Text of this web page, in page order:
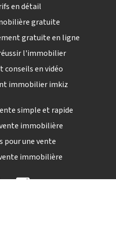
en détail
gratuite
gratuite en ligne
l'immobilier
conseils en vidéo
immobilier imkiz
simple et rapide
immobilière
pour une vente
immobilière